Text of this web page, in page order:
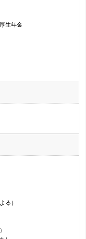
厚生年金
る）